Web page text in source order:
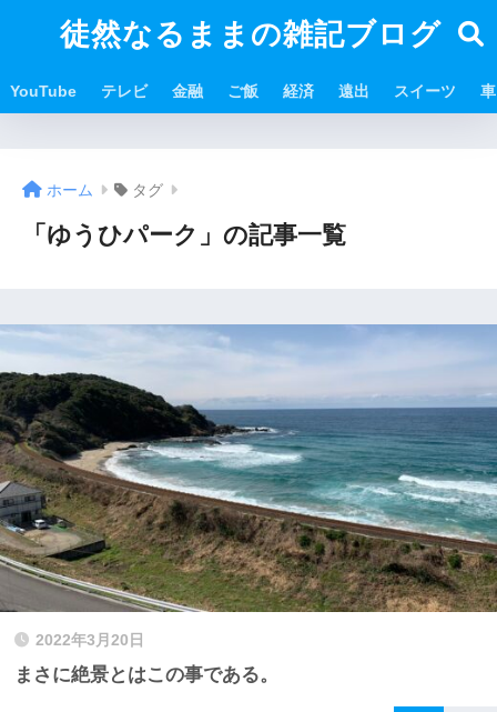
徒然なるままの雑記ブログ
YouTube テレビ 金融 ご飯 経済 遠出 スイーツ 車
ホーム タグ
「ゆうひパーク」の記事一覧
2022年3月20日
まさに絶景とはこの事である。